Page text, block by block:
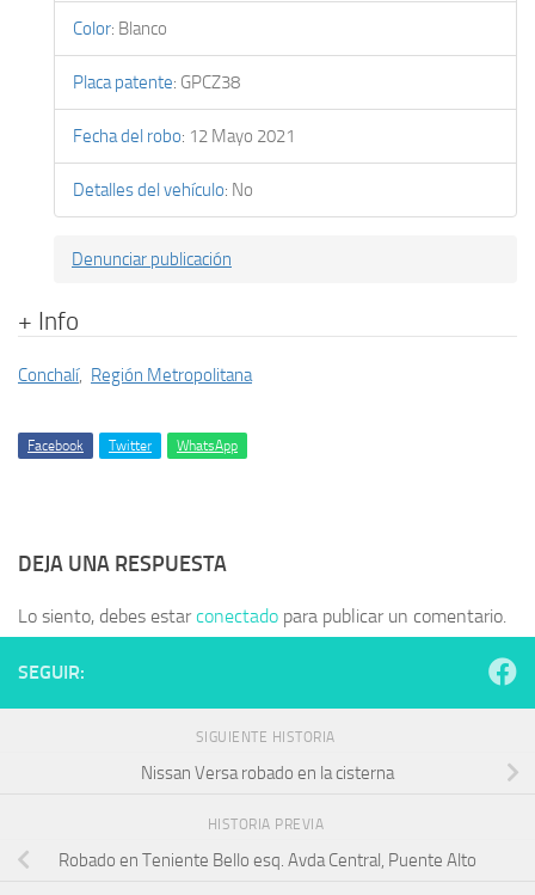
Color: Blanco
Placa patente: GPCZ38
Fecha del robo: 12 Mayo 2021
Detalles del vehículo: No
Denunciar publicación
+ Info
Conchalí, Región Metropolitana
Facebook Twitter WhatsApp
DEJA UNA RESPUESTA
Lo siento, debes estarconectado para publicar un comentario.
SEGUIR:
SIGUIENTE HISTORIA
Nissan Versa robado en la cisterna
HISTORIA PREVIA
Robado en Teniente Bello esq. Avda Central, Puente Alto